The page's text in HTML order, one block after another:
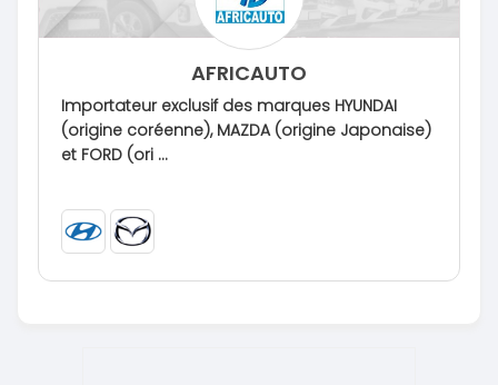
AFRICAUTO
Importateur exclusif des marques HYUNDAI
(origine coréenne), MAZDA (origine Japonaise)
et FORD (ori ...